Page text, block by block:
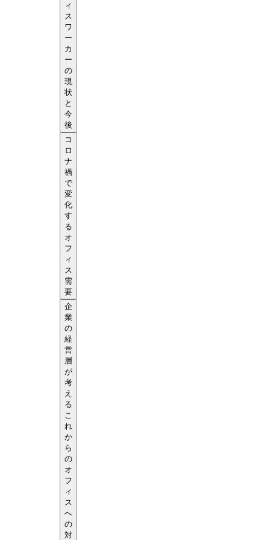
ィ
ス
ワ
ー
カ
ー
の
現
状
と
今
後
コ
ロ
ナ
禍
で
変
化
す
る
オ
フ
ィ
ス
需
要
企
業
の
経
営
層
が
考
え
る
こ
れ
か
ら
の
オ
フ
ィ
ス
へ
の
対